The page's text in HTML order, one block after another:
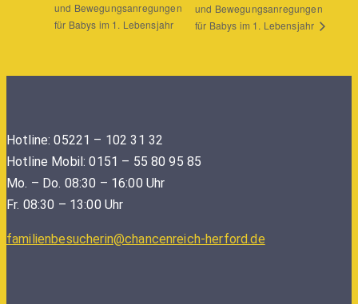
und Bewegungsanregungen
für Babys im 1. Lebensjahr
und Bewegungsanregungen
für Babys im 1. Lebensjahr
Hotline: 05221 – 102 31 32
Hotline Mobil: 0151 – 55 80 95 85
Mo. – Do. 08:30 – 16:00 Uhr
Fr. 08:30 – 13:00 Uhr
familienbesucherin@chancenreich-herford.de